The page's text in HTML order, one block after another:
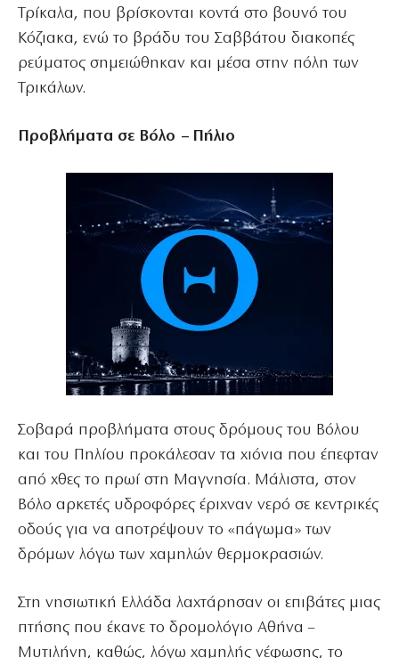
Τρίκαλα, που βρίσκονται κοντά στο βουνό του
Κόζιακα, ενώ το βράδυ του Σαββάτου διακοπές
ρεύματος σημειώθηκαν και μέσα στην πόλη των
Τρικάλων.
Προβλήματα σε Βόλο – Πήλιο
Σοβαρά προβλήματα στους δρόμους του Βόλου
και του Πηλίου προκάλεσαν τα χιόνια που έπεφταν
από χθες το πρωί στη Μαγνησία. Μάλιστα, στον
Βόλο αρκετές υδροφόρες έριχναν νερό σε κεντρικές
οδούς για να αποτρέψουν το «πάγωμα» των
δρόμων λόγω των χαμηλών θερμοκρασιών.
Στη νησιωτική Ελλάδα λαχτάρησαν οι επιβάτες μιας
πτήσης που έκανε το δρομολόγιο Αθήνα –
Μυτιλήνη, καθώς, λόγω χαμηλής νέφωσης, το